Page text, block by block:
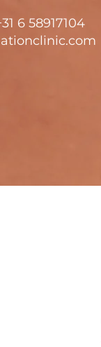
6 58917104